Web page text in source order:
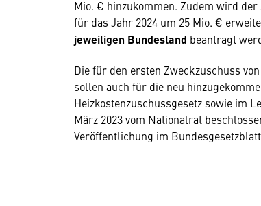
Mio. € hinzukommen. Zudem wird
für das Jahr 2024 um 25 Mio. €
jeweiligen Bundesland beantragt
Die für den ersten Zweckzuschuss
sollen auch für die neu
Heizkostenzuschussgesetz sowie im
März 2023 vom Nationalrat
Veröffentlichung im